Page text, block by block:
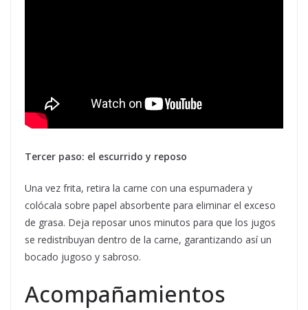
Tercer paso: el escurrido y reposo
Una vez frita, retira la carne con una espumadera y
colócala sobre papel absorbente para eliminar el exceso
de grasa. Deja reposar unos minutos para que los jugos
se redistribuyan dentro de la carne, garantizando así un
bocado jugoso y sabroso.
Acompañamientos